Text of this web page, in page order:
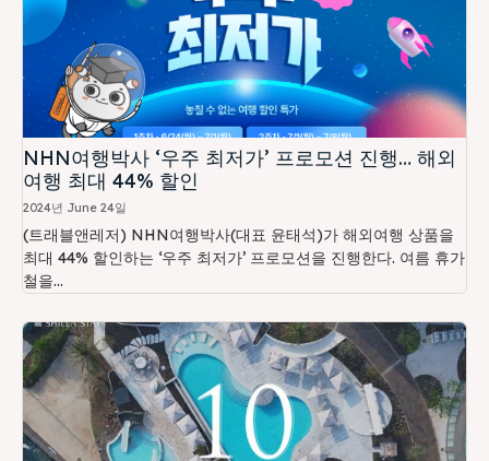
NHN여행박사 ‘우주 최저가’ 프로모션 진행… 해외
여행 최대 44% 할인
2024년 June 24일
(트래블앤레저) NHN여행박사(대표 윤태석)가 해외여행 상품을
최대 44% 할인하는 ‘우주 최저가’ 프로모션을 진행한다. 여름 휴가
철을...